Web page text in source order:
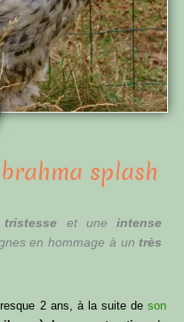
splash
et uneintense
en hommage à un très
2 ans, à la suite de son